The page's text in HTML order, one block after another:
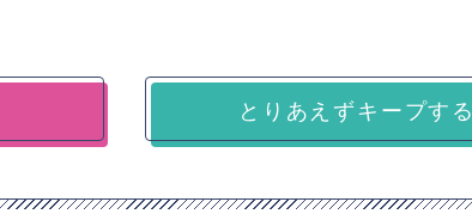
とりあえずキープする